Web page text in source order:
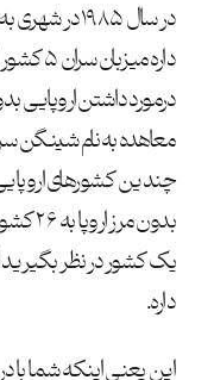
در سال ۱۹۸۵
داره
درمورد داشتن اروپایی
معاهده به نام شینگن سر
چندین کشورهای
یک کشور در نظر
داره.